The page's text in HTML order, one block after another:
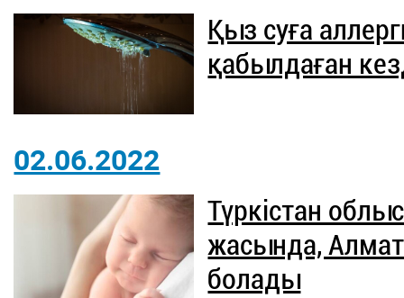
Қыз суға
қабылдаған
02.06.2022
Түркістан
жасында,
болады